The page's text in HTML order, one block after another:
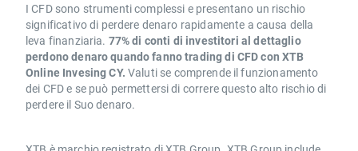
I CFD sono strumenti complessi e presentano un rischio
significativo di perdere denaro rapidamente a causa della
leva finanziaria. 77% di conti di investitori al dettaglio
perdono denaro quando fanno trading di CFD con XTB
Online Invesing CY. Valuti se comprende il funzionamento
dei CFD e se può permettersi di correre questo alto rischio di
perdere il Suo denaro.